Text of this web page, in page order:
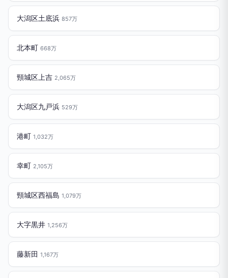
大潟区土底浜 857万
北本町 668万
頸城区上吉 2,065万
大潟区九戸浜 529万
港町 1,032万
幸町 2,105万
頸城区西福島 1,079万
大字黒井 1,256万
藤新田 1,167万